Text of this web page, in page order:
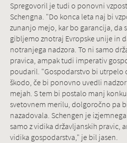
Spregovoril je tudi o ponovni
Schengna. "Do konca leta naj bi
zunanjo mejo, kar bo garancija, da
gibljemo znotraj Evropske unije in
notranjega nadzora. To ni samo
pravica, ampak tudi imperativ
poudaril. "Gospodarstvo bi utrpelo
škodo, če bi ponovno uvedli
mejah. S tem bi postalo manj
svetovnem merilu, dolgoročno pa
nazadovala. Schengen je
samo z vidika državljanskih pravic,
vidika gospodarstva," je bil jasen.